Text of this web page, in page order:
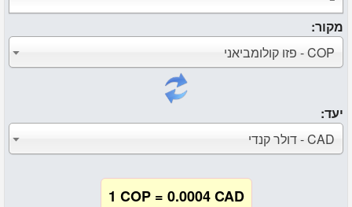
מקור:
COP - פזו קולומביאני
יעד:
CAD - דולר קנדי
1 COP = 0.0004 CAD